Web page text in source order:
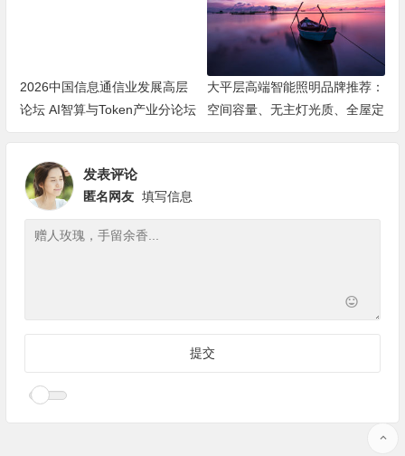
2026中国信息通信业发展高层
论坛 AI智算与Token产业分论坛
顺利举办
大平层高端智能照明品牌推荐：
空间容量、无主灯光质、全屋定
制、长期售后四个维度全解析
发表评论
匿名网友 填写信息